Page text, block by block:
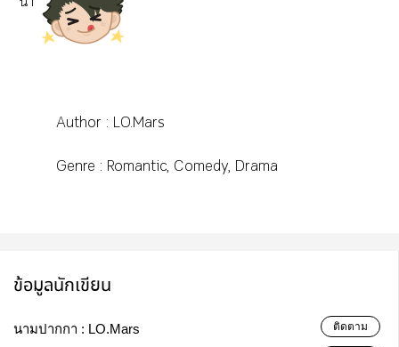
Author : LO.Mars
Genre : Romantic, Comedy, Drama
ข้อมูลนักเขียน
นามปากกา : LO.Mars ติดตาม